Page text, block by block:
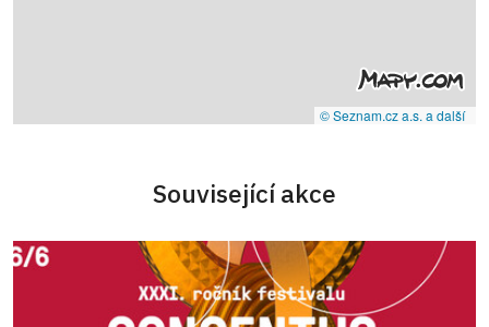
© Seznam.cz a.s. a další
Související akce